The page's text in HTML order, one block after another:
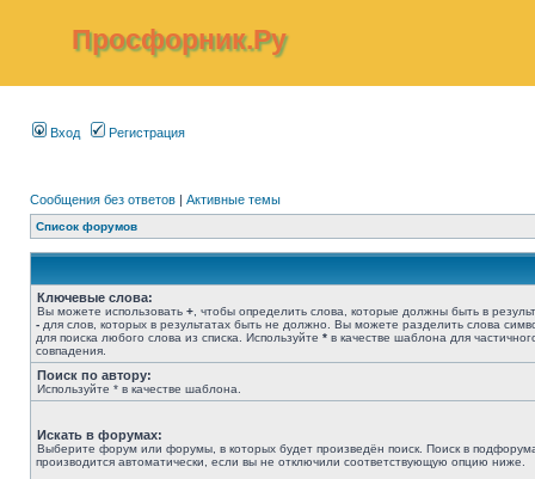
Просфорник.Ру
Вход Регистрация
Сообщения без ответов | Активные темы
Список форумов
Ключевые слова:
Вы можете использовать + , чтобы определить слова, которые должны быть в
- для слов, которых в результатах быть не должно. Вы можете разделить слова
для поиска любого слова из списка. Используйте * в качестве шаблона для
совпадения.
Поиск по автору:
Используйте * в качестве шаблона.
Искать в форумах:
Выберите форум или форумы, в которых будет произведён поиск. Поиск в
производится автоматически, если вы не отключили соответствующую опцию ниже.